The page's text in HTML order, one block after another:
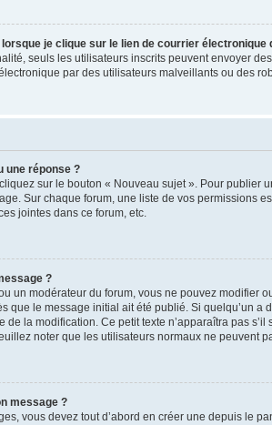
je clique sur le lien de courrier électronique
seuls les utilisateurs inscrits peuvent envoyer
par des utilisateurs malveillants ou des
une réponse ?
sur le bouton « Nouveau sujet ». Pour
Sur chaque forum, une liste de vos permissions
jointes dans ce forum, etc.
?
un modérateur du forum, vous ne pouvez
que le message initial ait été publié. Si quelqu’un
de la modification. Ce petit texte n’apparaîtra pas
noter que les utilisateurs normaux ne peuvent
message ?
vous devez tout d’abord en créer une depuis le